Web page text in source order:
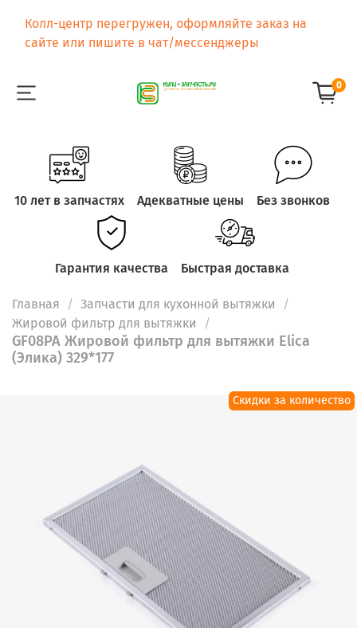
Колл-центр перегружен, оформляйте заказ на
сайте или пишите в чат/мессенджеры
0
10 лет в запчастях Адекватные цены Без звонков
Гарантия качества Быстрая доставка
Главная
Запчасти для кухонной вытяжки
Жировой фильтр для вытяжки
GF08PA Жировой фильтр для вытяжки Elica
(Элика) 329*177
Скидки за количество